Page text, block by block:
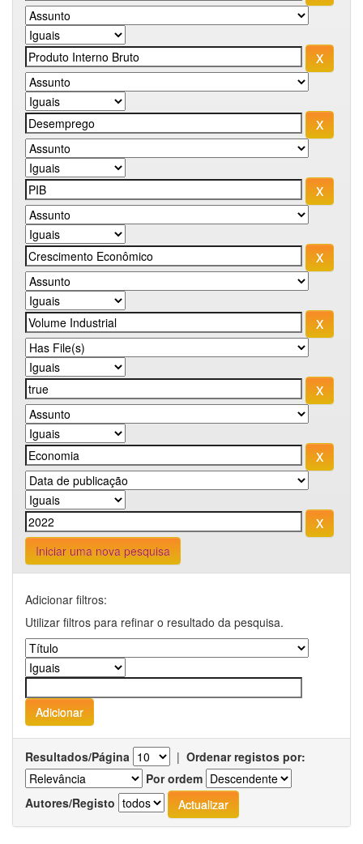
Iniciar uma nova pesquisa
Adicionar filtros:
Utilizar filtros para refinar o resultado da pesquisa.
Resultados/Página | Ordenar registos por:
Por ordem
Autores/Registo